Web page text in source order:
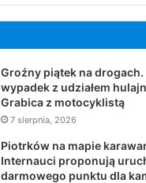
Groźny piątek na
wypadek z udziałem
Grabica z motocyklistą
7 sierpnia, 2026
Piotrków na mapie
Internauci proponują
darmowego punktu dla